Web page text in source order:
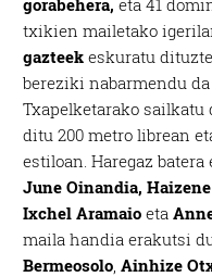
txikien mailetako
gazteek eskuratu
bereziki nabarmendu
Txapelketarako sailkatu
ditu 200 metro librean
estiloan. Haregaz
June Oinandia,
Ixchel Aramaio eta
maila handia erakutsi
Bermeosolo ,Ainhize